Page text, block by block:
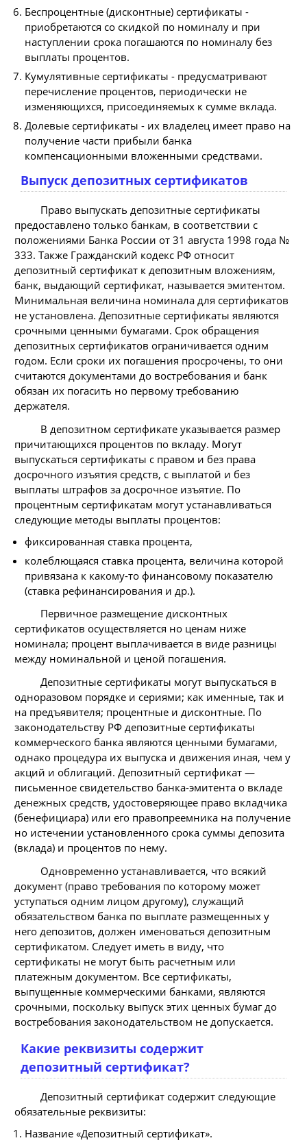
Беспроцентные (дисконтные) сертификаты -
приобретаются со скидкой по номиналу и при
наступлении срока погашаются по номиналу без
выплаты процентов.
Кумулятивные сертификаты - предусматривают
перечисление процентов, периодически не
изменяющихся, присоединяемых к сумме вклада.
Долевые сертификаты - их владелец имеет право на
получение части прибыли банка
компенсационными вложенными средствами.
Выпуск депозитных сертификатов
Право выпускать депозитные сертификаты
предоставлено только банкам, в соответствии с
положениями Банка России от 31 августа 1998 года №
333. Также Гражданский кодекс РФ относит
депозитный сертификат к депозитным вложениям,
банк, выдающий сертификат, называется эмитентом.
Минимальная величина номинала для сертификатов
не установлена. Депозитные сертификаты являются
срочными ценными бумагами. Срок обращения
депозитных сертификатов ограничивается одним
годом. Если сроки их погашения просрочены, то они
считаются документами до востребования и банк
обязан их погасить но первому требованию
держателя.
В депозитном сертификате указывается размер
причитающихся процентов по вкладу. Могут
выпускаться сертификаты с правом и без права
досрочного изъятия средств, с выплатой и без
выплаты штрафов за досрочное изъятие. По
процентным сертификатам могут устанавливаться
следующие методы выплаты процентов:
фиксированная ставка процента,
колеблющаяся ставка процента, величина которой
привязана к какому-то финансовому показателю
(ставка рефинансирования и др.).
Первичное размещение дисконтных
сертификатов осуществляется но ценам ниже
номинала; процент выплачивается в виде разницы
между номинальной и ценой погашения.
Депозитные сертификаты могут выпускаться в
одноразовом порядке и сериями; как именные, так и
на предъявителя; процентные и дисконтные. По
законодательству РФ депозитные сертификаты
коммерческого банка являются ценными бумагами,
однако процедура их выпуска и движения иная, чем у
акций и облигаций. Депозитный сертификат —
письменное свидетельство банка-эмитента о вкладе
денежных средств, удостоверяющее право вкладчика
(бенефициара) или его правопреемника на получение
но истечении установленного срока суммы депозита
(вклада) и процентов по нему.
Одновременно устанавливается, что всякий
документ (право требования по которому может
уступаться одним лицом другому), служащий
обязательством банка по выплате размещенных у
него депозитов, должен именоваться депозитным
сертификатом. Следует иметь в виду, что
сертификаты не могут быть расчетным или
платежным документом. Все сертификаты,
выпущенные коммерческими банками, являются
срочными, поскольку выпуск этих ценных бумаг до
востребования законодательством не допускается.
Какие реквизиты содержит
депозитный сертификат?
Депозитный сертификат содержит следующие
обязательные реквизиты:
Название «Депозитный сертификат».